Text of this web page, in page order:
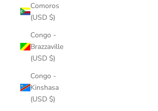
Comoros
(USD $)
Congo -
Brazzaville
(USD $)
Congo -
Kinshasa
(USD $)